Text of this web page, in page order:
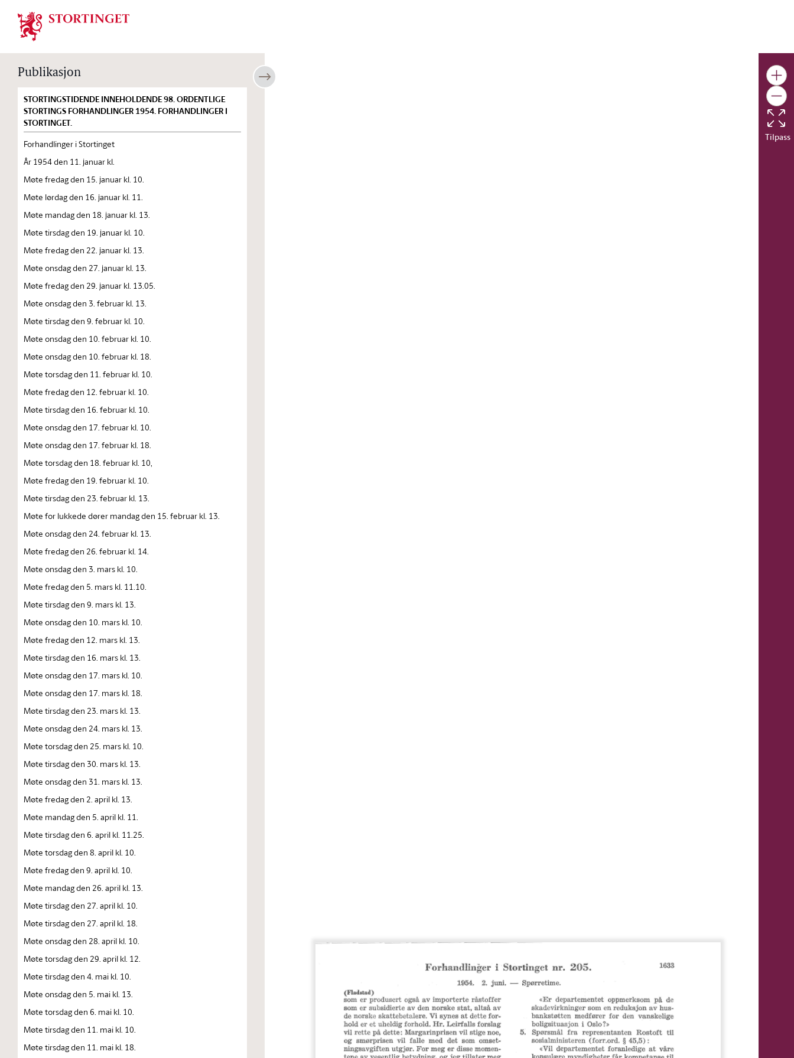
Stortinget.no
Publikasjon
STORTINGSTIDENDE INNEHOLDENDE 98. ORDENTLIGE
STORTINGS FORHANDLINGER 1954. FORHANDLINGER I
STORTINGET.
Forhandlinger i Stortinget
År 1954 den 11. januar kl.
Møte fredag den 15. januar kl. 10.
Møte lørdag den 16. januar kl. 11.
Møte mandag den 18. januar kl. 13.
Møte tirsdag den 19. januar kl. 10.
Møte fredag den 22. januar kl. 13.
Møte onsdag den 27. januar kl. 13.
Møte fredag den 29. januar kl. 13.05.
Møte onsdag den 3. februar kl. 13.
Møte tirsdag den 9. februar kl. 10.
Møte onsdag den 10. februar kl. 10.
Møte onsdag den 10. februar kl. 18.
Møte torsdag den 11. februar kl. 10.
Møte fredag den 12. februar kl. 10.
Møte tirsdag den 16. februar kl. 10.
Møte onsdag den 17. februar kl. 10.
Møte onsdag den 17. februar kl. 18.
Møte torsdag den 18. februar kl. 10,
Møte fredag den 19. februar kl. 10.
Møte tirsdag den 23. februar kl. 13.
Møte for lukkede dører mandag den 15. februar kl. 13.
Møte onsdag den 24. februar kl. 13.
Møte fredag den 26. februar kl. 14.
Møte onsdag den 3. mars kl. 10.
Møte fredag den 5. mars kl. 11.10.
Møte tirsdag den 9. mars kl. 13.
Møte onsdag den 10. mars kl. 10.
Møte fredag den 12. mars kl. 13.
Møte tirsdag den 16. mars kl. 13.
Møte onsdag den 17. mars kl. 10.
Møte onsdag den 17. mars kl. 18.
Møte tirsdag den 23. mars kl. 13.
Møte onsdag den 24. mars kl. 13.
Møte torsdag den 25. mars kl. 10.
Møte tirsdag den 30. mars kl. 13.
Møte onsdag den 31. mars kl. 13.
Møte fredag den 2. april kl. 13.
Møte mandag den 5. april kl. 11.
Møte tirsdag den 6. april kl. 11.25.
Møte torsdag den 8. april kl. 10.
Møte fredag den 9. april kl. 10.
Møte mandag den 26. april kl. 13.
Møte tirsdag den 27. april kl. 10.
Møte tirsdag den 27. april kl. 18.
Møte onsdag den 28. april kl. 10.
Møte torsdag den 29. april kl. 12.
Møte tirsdag den 4. mai kl. 10.
Møte onsdag den 5. mai kl. 13.
Møte torsdag den 6. mai kl. 10.
Møte tirsdag den 11. mai kl. 10.
Møte tirsdag den 11. mai kl. 18.